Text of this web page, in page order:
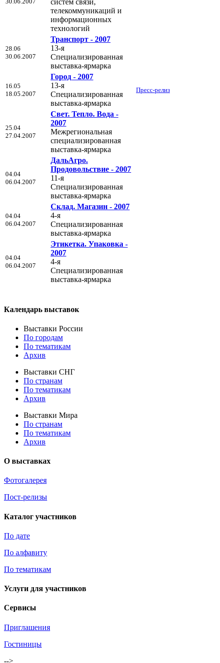
систем связи,
телекоммуникаций и
информационных
технологий
28.06
30.06.2007
Транспорт - 2007
13-я
Специализированная
выставка-ярмарка
16.05
18.05.2007
Город - 2007
13-я
Специализированная
выставка-ярмарка
Пресс-релиз
25.04
27.04.2007
Свет. Тепло. Вода -
2007
Межрегиональная
cпециализированная
выставка-ярмарка
04.04
06.04.2007
ДальАгро.
Продовольствие - 2007
11-я
Специализированная
выставка-ярмарка
04.04
06.04.2007
Склад. Магазин - 2007
4-я
Специализированная
выставка-ярмарка
04.04
06.04.2007
Этикетка. Упаковка -
2007
4-я
Специализированная
выставка-ярмарка
Календарь выставок
Выставки России
По городам
По тематикам
Архив
Выставки СНГ
По странам
По тематикам
Архив
Выставки Мира
По странам
По тематикам
Архив
О выставках
Фотогалерея
Пост-релизы
Каталог участников
По дате
По алфавиту
По тематикам
Услуги для участников
Сервисы
Приглашения
Гостиницы
-->